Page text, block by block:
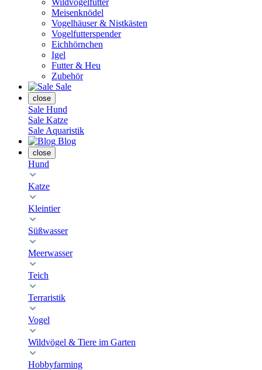
Wildvogelfutter
Meisenknödel
Vogelhäuser & Nistkästen
Vogelfutterspender
Eichhörnchen
Igel
Futter & Heu
Zubehör
Sale
close
Sale Hund
Sale Katze
Sale Aquaristik
Blog
close
Hund
Katze
Kleintier
Süßwasser
Meerwasser
Teich
Terraristik
Vogel
Wildvögel & Tiere im Garten
Hobbyfarming